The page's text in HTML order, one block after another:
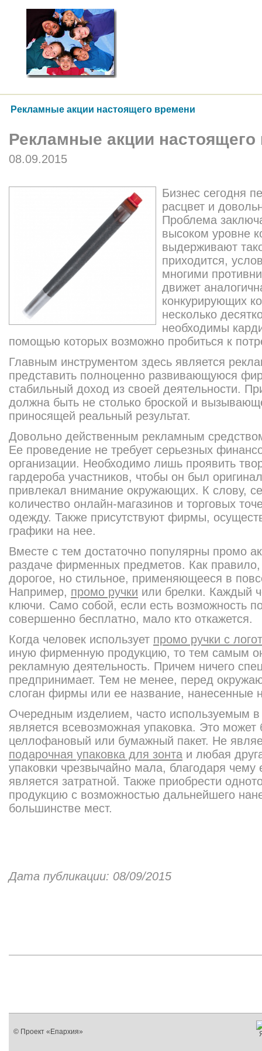
Рекламные акции настоящего времени
Рекламные акции настоящего
08.09.2015
Бизнес сегодня
расцвет и
Проблема
высоком уровне
выдерживают
приходится,
многими
движет
конкурирующих
несколько
необходимы
помощью которых возможно пробиться к
Главным инструментом здесь является
представить полноценно развивающуюся
стабильный доход из своей деятельности.
должна быть не столько броской и
приносящей реальный результат.
Довольно действенным рекламным
Ее проведение не требует серьезных
организации. Необходимо лишь проявить
гардероба участников, чтобы он был
привлекал внимание окружающих. К слову,
количество онлайн-магазинов и торговых
одежду. Также присутствуют фирмы,
графики на нее.
Вместе с тем достаточно популярны промо
раздаче фирменных предметов. Как правило,
дорогое, но стильное, применяющееся в
Например, промо ручки или брелки. Каждый
ключи. Само собой, если есть возможность
совершенно бесплатно, мало кто откажется.
Когда человек использует промо ручки с
иную фирменную продукцию, то тем самым
рекламную деятельность. Причем ничего
предпринимает. Тем не менее, перед
слоган фирмы или ее название, нанесенные
Очередным изделием, часто используемым в
является всевозможная упаковка. Это
целлофановый или бумажный пакет. Не
подарочная упаковка для зонта и любая
упаковки чрезвычайно мала, благодаря чему
является затратной. Также приобрести
продукцию с возможностью дальнейшего
большинстве мест.
Дата публикации: 08/09/2015
© Проект «Епархия»